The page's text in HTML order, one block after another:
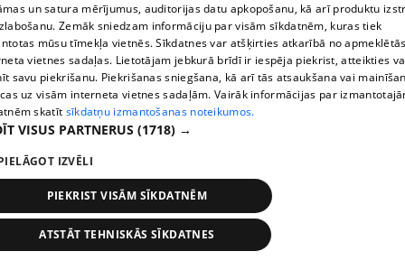
Pārtiku pērkam vairāk, bet vai “zemo cenu grozs”
tiešām samazina kopējo čeku?
un satura mērījumus, auditorijas datu apkopošanu, kā arī produktu
Zemāk sniedzam informāciju par visām sīkdatnēm, kuras tiek
mūsu tīmekļa vietnēs. Sīkdatnes var atšķirties atkarībā no
vietnes sadaļas. Lietotājam jebkurā brīdī ir iespēja piekrist, atteikties
savu piekrišanu. Piekrišanas sniegšana, kā arī tās atsaukšana vai
uz visām interneta vietnes sadaļām. Vairāk informācijas par
skatīt sīkdatņu izmantošanas noteikumos.
VISUS PARTNERUS (1718) →
IZVĒLI
PIEKRIST VISĀM SĪKDATNĒM
ATSTĀT TEHNISKĀS SĪKDATNES